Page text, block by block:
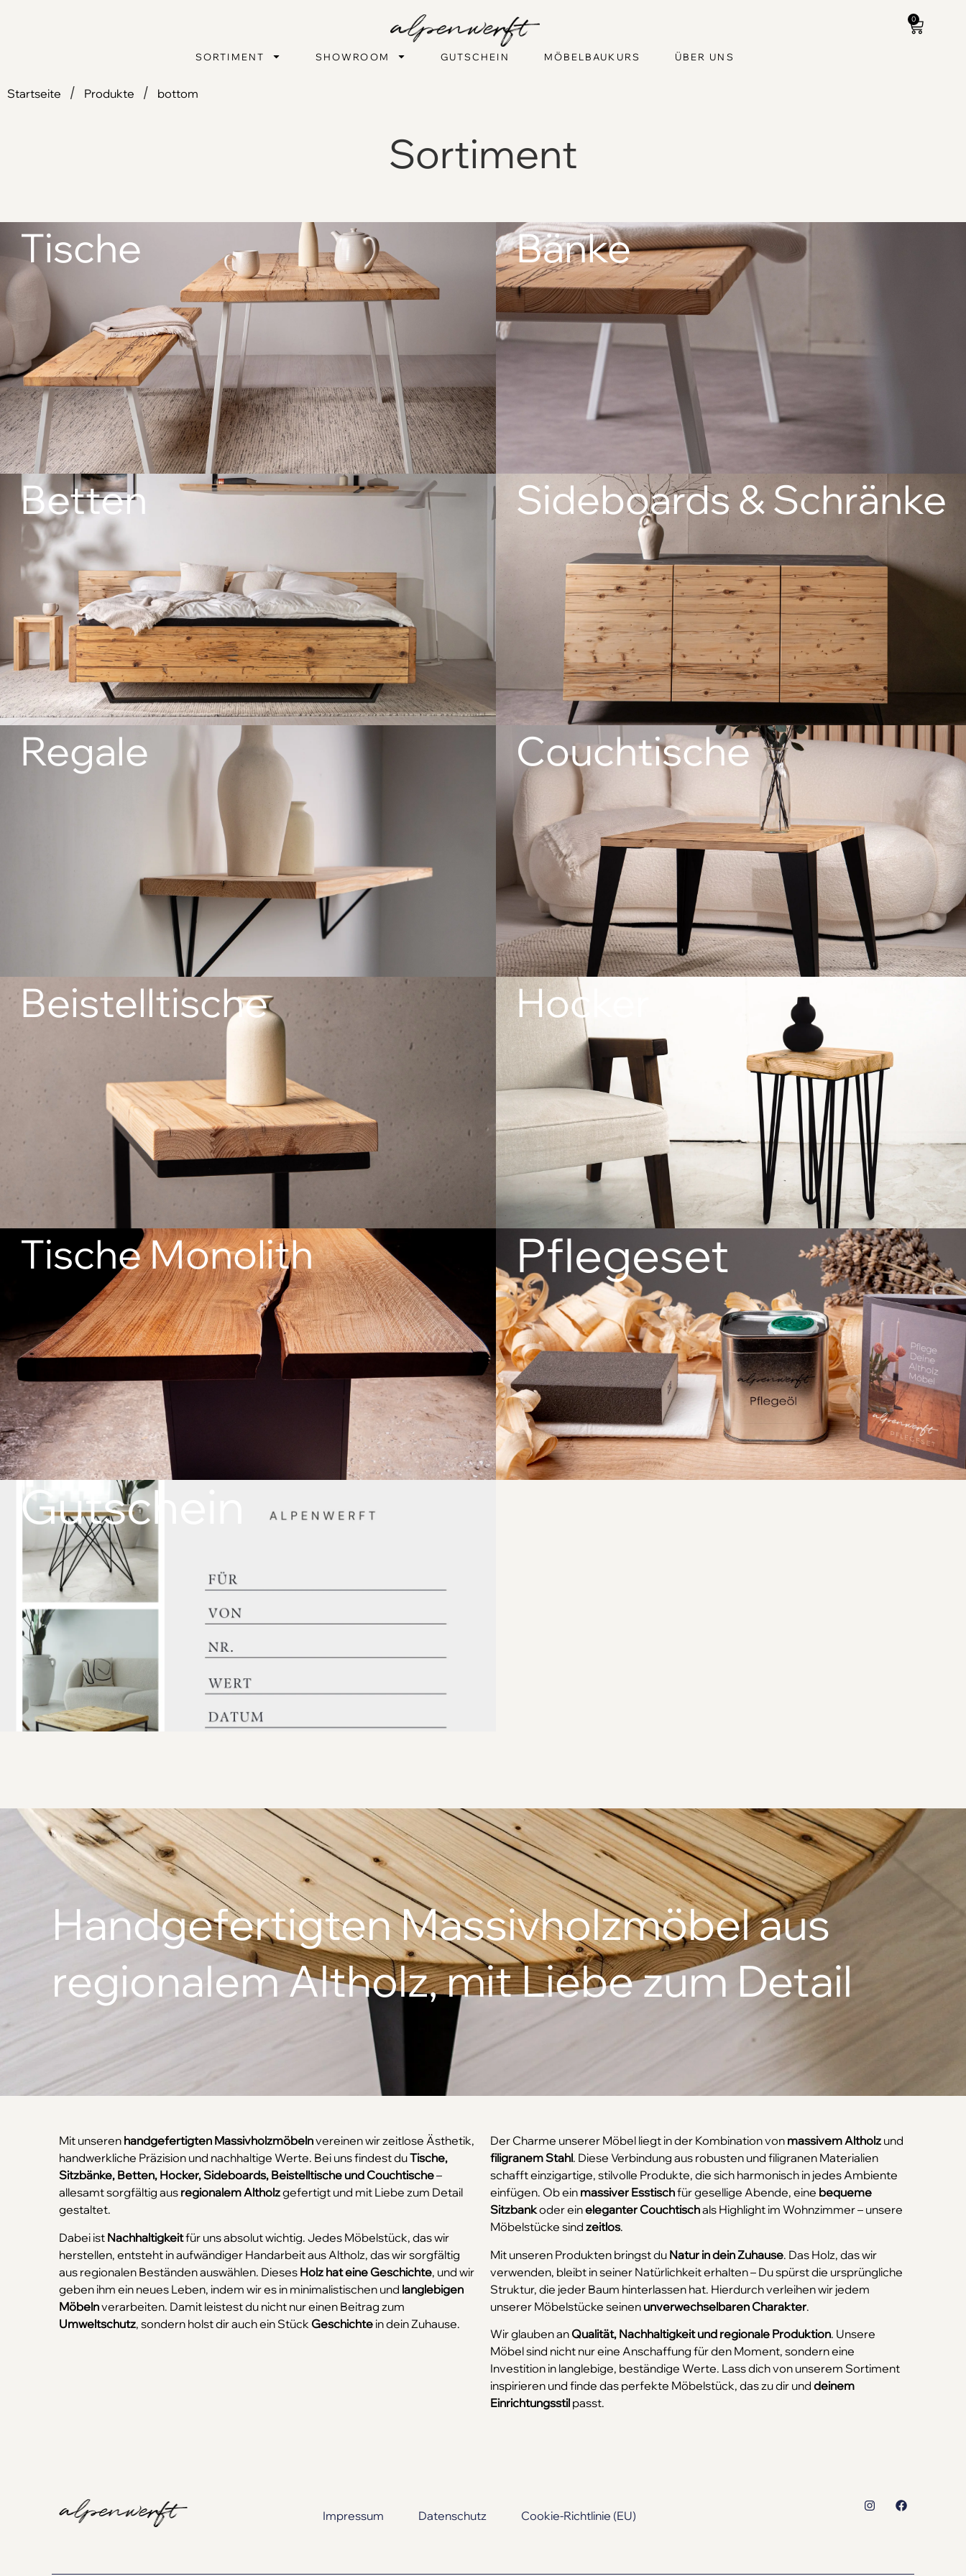
SORTIMENT SHOWROOM GUTSCHEIN MÖBELBAUKURS ÜBER UNS
0
Startseite / Produkte / bottom
Sortiment
Tische
Bänke
Betten Sideboards & Schränke
Regale Couchtische
Beistelltische Hocker
Tische Monolith Pflegeset
Gutschein
Handgefertigten Massivholzmöbel aus
regionalem Altholz, mit Liebe zum Detail
Mit unseren handgefertigten Massivholzmöbelnvereinen wir zeitlose Ästhetik,
handwerkliche Präzision und nachhaltige Werte. Bei uns findest duTische,
Sitzbänke, Betten, Hocker, Sideboards, Beistelltische und Couchtische–
allesamt sorgfältig aus regionalem Altholzgefertigt und mit Liebe zum Detail
gestaltet.
Dabei ist Nachhaltigkeitfür uns absolut wichtig. Jedes Möbelstück, das wir
herstellen, entsteht in aufwändiger Handarbeit aus Altholz, das wir sorgfältig
aus regionalen Beständen auswählen. Dieses Holz hat eine Geschichte, und wir
geben ihm ein neues Leben, indem wir es in minimalistischen und langlebigen
Möbelnverarbeiten. Damit leistest du nicht nur einen Beitrag zum
Umweltschutz, sondern holst dir auch ein Stück Geschichte in dein Zuhause.
Der Charme unserer Möbel liegt in der Kombination von massivem Altholz und
filigranem Stahl. Diese Verbindung aus robusten und filigranen Materialien
schafft einzigartige, stilvolle Produkte, die sich harmonisch in jedes Ambiente
einfügen. Ob ein massiver Esstischfür gesellige Abende, eine bequeme
Sitzbankoder eineleganter Couchtischals Highlight im Wohnzimmer – unsere
Möbelstücke sind zeitlos.
Mit unseren Produkten bringst du Natur in dein Zuhause. Das Holz, das wir
verwenden, bleibt in seiner Natürlichkeit erhalten – Du spürst die ursprüngliche
Struktur, die jeder Baum hinterlassen hat. Hierdurch verleihen wir jedem
unserer Möbelstücke seinen unverwechselbaren Charakter.
Wir glauben an Qualität, Nachhaltigkeit und regionale Produktion. Unsere
Möbel sind nicht nur eine Anschaffung für den Moment, sondern eine
Investition in langlebige, beständige Werte. Lass dich von unserem Sortiment
inspirieren und finde das perfekte Möbelstück, das zu dir und deinem
Einrichtungsstil passt.
Impressum Datenschutz Cookie-Richtlinie (EU)